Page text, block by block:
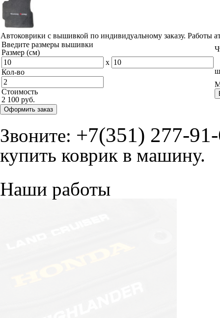
Автоковрики с вышивкой по индивидуальному заказу. Работы
Введите размеры вышивки
Размер (см)
x
Кол-во
Стоимость
2 100 руб.
Оформить заказ
Звоните: +7(351) 277-
купить коврик в машину.
Наши работы